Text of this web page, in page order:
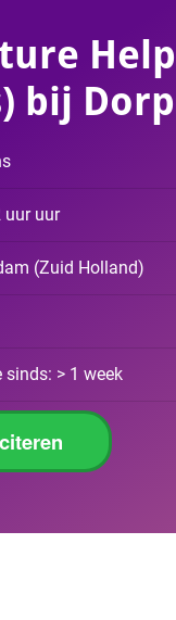
bij
uur uur
(Zuid Holland)
sinds: > 1 week